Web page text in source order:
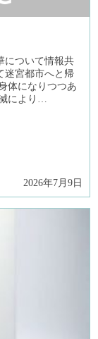
について情報共
迷宮都市へと帰
体になりつつあ
により…
2026年7月9日